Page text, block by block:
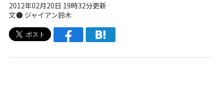
2012年02月20日 19時32分更新
文● ジャイアン鈴木